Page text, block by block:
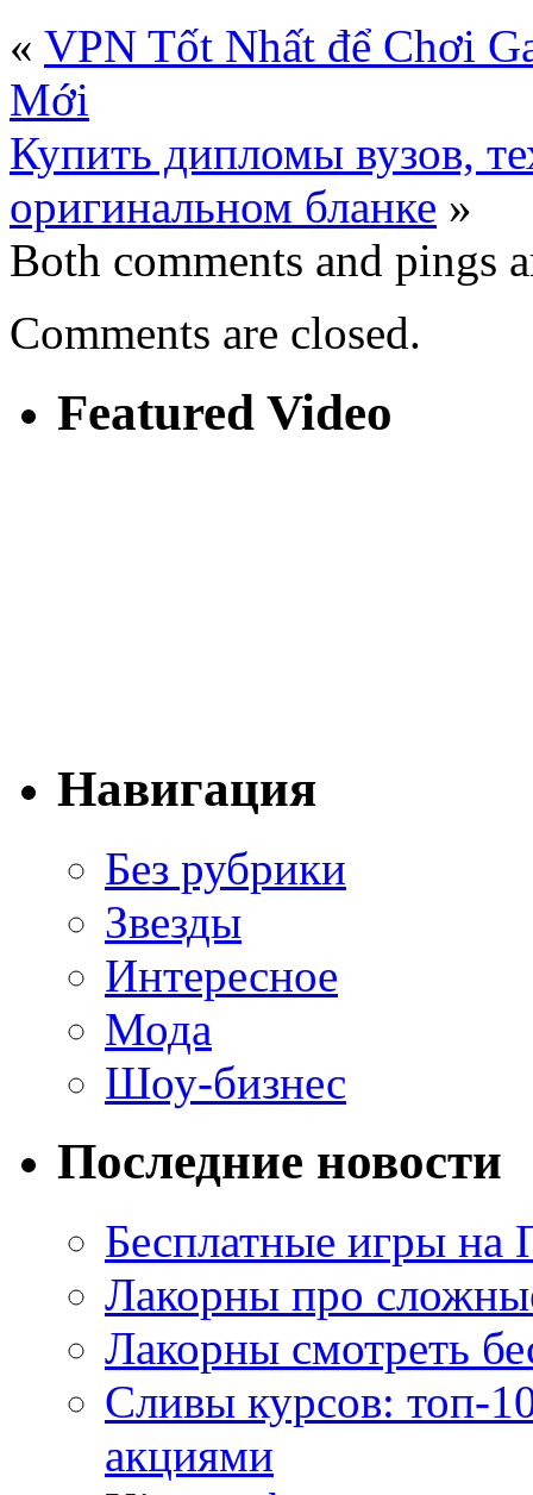
« VPN Tốt Nhất để Chơi
Mới
Купить дипломы вузов,
оригинальном бланке »
Both comments and pings
Comments are closed.
Featured Video
Навигация
Без рубрики
Звезды
Интересное
Мода
Шоу-бизнес
Последние новости
Бесплатные игры на
Лакорны про
Лакорны смотреть
Сливы курсов: топ-
акциями